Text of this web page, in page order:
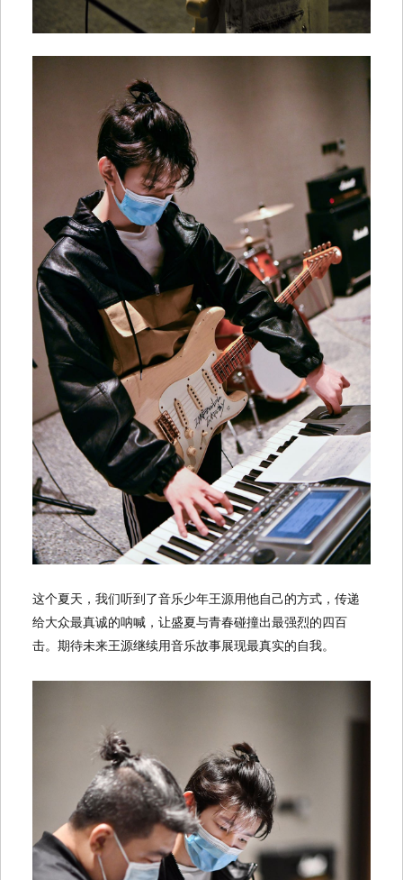
这个夏天，我们听到了音乐少年王源用他自己的方式，传递
给大众最真诚的呐喊，让盛夏与青春碰撞出最强烈的四百
击。期待未来王源继续用音乐故事展现最真实的自我。